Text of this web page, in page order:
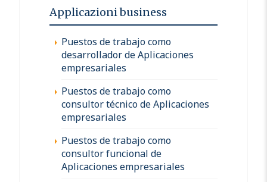
Applicazioni business
Puestos de trabajo como
desarrollador de Aplicaciones
empresariales
Puestos de trabajo como
consultor técnico de Aplicaciones
empresariales
Puestos de trabajo como
consultor funcional de
Aplicaciones empresariales